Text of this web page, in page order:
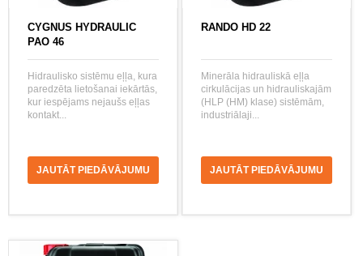
CYGNUS HYDRAULIC
PAO 46
Hidraulisko sistēmu eļļa, kura
paredzēta lietošanai iekārtās,
kur iespējams nejaušs eļļas
kontakt...
JAUTĀT PIEDĀVĀJUMU
RANDO HD 22
Minerāla hidrauliskā eļļa
cirkulācijas un hidrauliskajām
(HLP (HM) klase) sistēmām,
industriālaji...
JAUTĀT PIEDĀVĀJUMU